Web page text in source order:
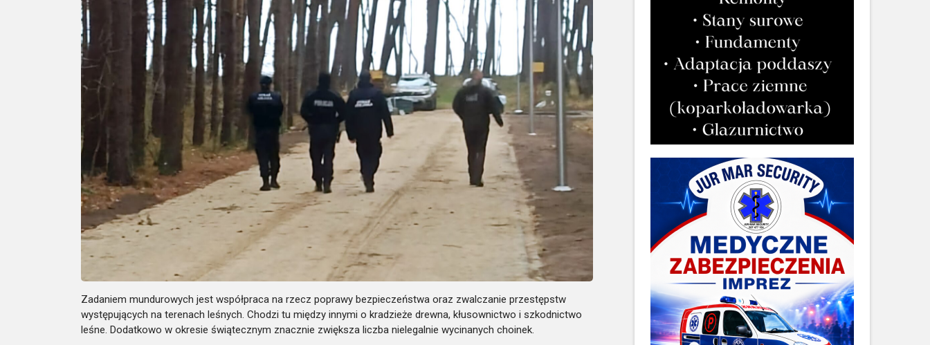
Zadaniem mundurowych jest współpraca na rzecz poprawy bezpieczeństwa oraz zwalczanie przestępstw
występujących na terenach leśnych. Chodzi tu między innymi o kradzieże drewna, kłusownictwo i szkodnictwo
leśne. Dodatkowo w okresie świątecznym znacznie zwiększa liczba nielegalnie wycinanych choinek.